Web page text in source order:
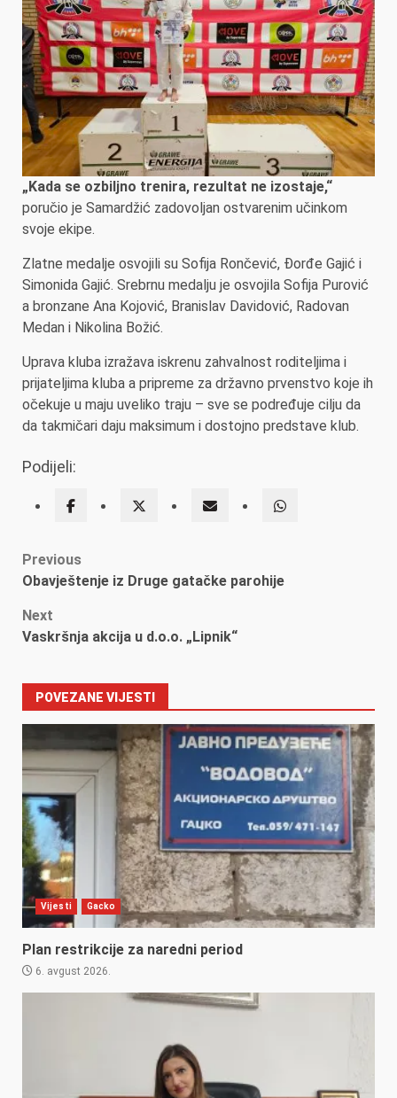
„Kada se ozbiljno trenira, rezultat ne izostaje,“
poručio je Samardžić zadovoljan ostvarenim učinkom
svoje ekipe.
Zlatne medalje osvojili su Sofija Rončević, Đorđe Gajić i
Simonida Gajić. Srebrnu medalju je osvojila Sofija Purović
a bronzane Ana Kojović, Branislav Davidović, Radovan
Medan i Nikolina Božić.
Uprava kluba izražava iskrenu zahvalnost roditeljima i
prijateljima kluba a pripreme za državno prvenstvo koje ih
očekuje u maju uveliko traju – sve se podređuje cilju da
da takmičari daju maksimum i dostojno predstave klub.
Podijeli:
Post
Previous
Obavještenje iz Druge gatačke parohije
Next
Vaskršnja akcija u d.o.o. „Lipnik“
POVEZANE VIJESTI
Vijesti Gacko
Plan restrikcije za naredni period
6. avgust 2026.